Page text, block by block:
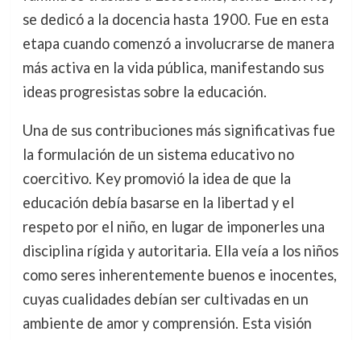
se dedicó a la docencia hasta 1900. Fue en esta
etapa cuando comenzó a involucrarse de manera
más activa en la vida pública, manifestando sus
ideas progresistas sobre la educación.
Una de sus contribuciones más significativas fue
la formulación de un sistema educativo no
coercitivo. Key promovió la idea de que la
educación debía basarse en la libertad y el
respeto por el niño, en lugar de imponerles una
disciplina rígida y autoritaria. Ella veía a los niños
como seres inherentemente buenos e inocentes,
cuyas cualidades debían ser cultivadas en un
ambiente de amor y comprensión. Esta visión